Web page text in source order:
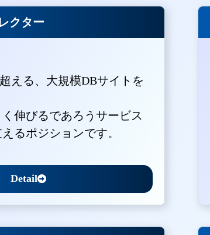
クター
える、大規模DBサイトを
伸びるであろうサービス
るポジションです。
Detail